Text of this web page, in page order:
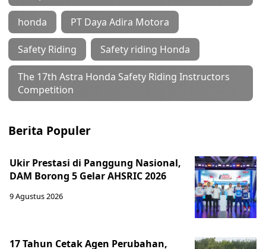
honda PT Daya Adira Motora
Safety Riding Safety riding Honda
The 17th Astra Honda Safety Riding Instructors
Competition
Berita Populer
Ukir Prestasi di Panggung Nasional,
DAM Borong 5 Gelar AHSRIC 2026
9 Agustus 2026
17 Tahun Cetak Agen Perubahan,